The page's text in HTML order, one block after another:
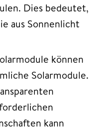
Dies bedeutet,
aus Sonnenlicht
können
Solarmodule.
kann